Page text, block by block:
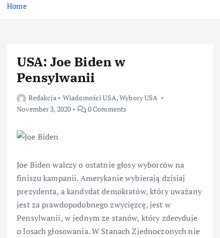
Home
USA: Joe Biden w
Pensylwanii
Redakcja Wiadomości USA,Wybory USA
November 3, 2020
0 Comments
Joe Biden walczy o ostatnie głosy wyborców na
finiszu kampanii. Amerykanie wybierają dzisiaj
prezydenta, a kandydat demokratów, który uważany
jest za prawdopodobnego zwycięzcę, jest w
Pensylwanii, w jednym ze stanów, który zdecyduje
o losach głosowania. W Stanach Zjednoczonych nie